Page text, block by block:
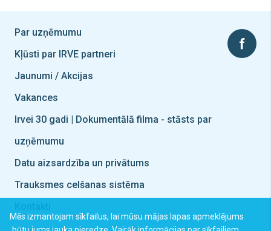
Par uzņēmumu
Kļūsti par IRVE partneri
Jaunumi / Akcijas
Vakances
Irvei 30 gadi | Dokumentālā filma - stāsts par
uzņēmumu
Datu aizsardzība un privātums
Trauksmes celšanas sistēma
Mēs izmantojam sīkfailus, lai mūsu mājas lapas apmeklējums